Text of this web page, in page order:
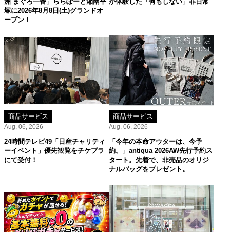
塚に2026年8月8日(土)グランドオ
ープン！
商品サービス
Aug, 06, 2026
24時間テレビ49「日産チャリティ
ーイベント」優先観覧をチケプラ
にて受付！
商品サービス
Aug, 06, 2026
「今年の本命アウターは、今予
約。」antiqua 2026AW先行予約ス
タート。先着で、非売品のオリジ
ナルバッグをプレゼント。